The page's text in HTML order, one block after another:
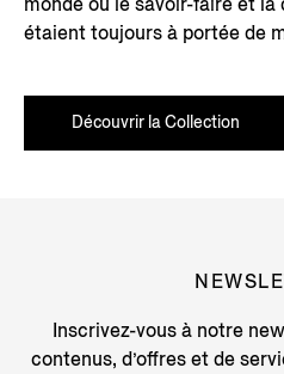
étaient toujours à portée de
Découvrir la Collection
Inscrivez-vous à notre
contenus, d’offres et de